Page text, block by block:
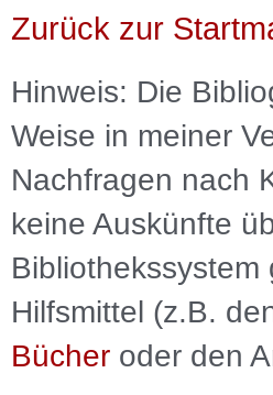
Zurück zur
Hinweis: Die
Weise in meiner
Nachfragen nach
keine Auskünfte
Hilfsmittel (z.B.
Bücher oder den